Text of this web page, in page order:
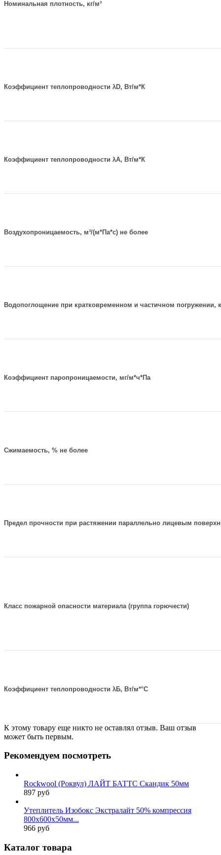
Номинальная плотность, кг/м³
Коэффициент теплопроводности λD, Вт/м*К
Коэффициент теплопроводности λА, Вт/м*К
Воздухопроницаемость, м³/(м*Па*с) не более
Водопоглощение при кратковременном и частичном погружении,
Коэффициент паропроницаемости, мг/м*ч*Па
Сжимаемость, % не более
Предел прочности при растяжении параллельно лицевым
Класс пожарной опасности материала (группа горючести)
Коэффициент теплопроводности λБ, Вт/м*°С
К этому товару еще никто не оставлял отзыв. Ваш отзыв
может быть первым.
Рекомендуем посмотреть
Rockwool (Роквул) ЛАЙТ БАТТС Скандик 50мм
897 руб
Утеплитель Изобокс Экстралайт 50% компрессия
800х600х50мм...
966 руб
Каталог товара